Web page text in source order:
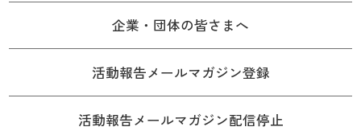
企業・団体の皆さまへ
活動報告メールマガジン登録
活動報告メールマガジン配信停止